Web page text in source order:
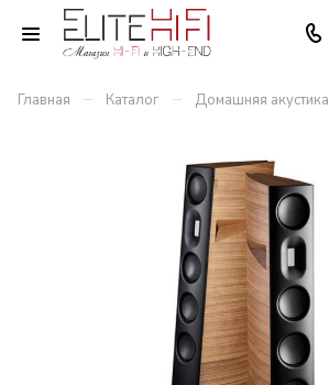
Главная – Каталог – Домашняя акустика